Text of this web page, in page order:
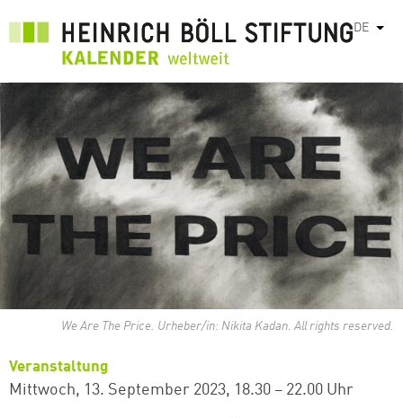
DE
We Are The Price. Urheber/in: Nikita Kadan. All rights reserved.
Veranstaltung
Mittwoch, 13. September 2023 18.30 – 22.00 Uhr